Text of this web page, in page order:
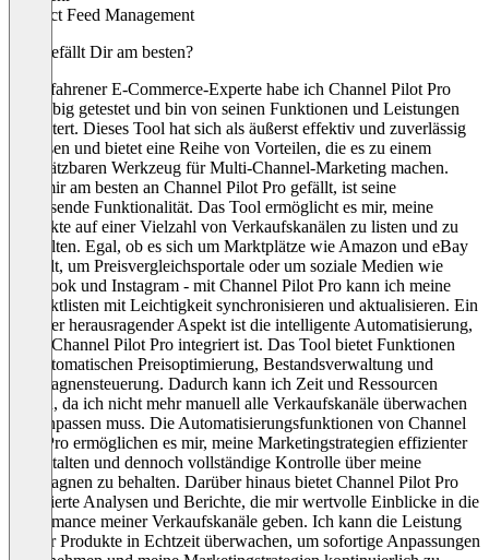
Product Feed Management
Was gefällt Dir am besten?
Als erfahrener E-Commerce-Experte habe ich Channel Pilot Pro
ausgiebig getestet und bin von seinen Funktionen und Leistungen
begeistert. Dieses Tool hat sich als äußerst effektiv und zuverlässig
erwiesen und bietet eine Reihe von Vorteilen, die es zu einem
unschätzbaren Werkzeug für Multi-Channel-Marketing machen.
Was mir am besten an Channel Pilot Pro gefällt, ist seine
umfassende Funktionalität. Das Tool ermöglicht es mir, meine
Produkte auf einer Vielzahl von Verkaufskanälen zu listen und zu
verwalten. Egal, ob es sich um Marktplätze wie Amazon und eBay
handelt, um Preisvergleichsportale oder um soziale Medien wie
Facebook und Instagram - mit Channel Pilot Pro kann ich meine
Produktlisten mit Leichtigkeit synchronisieren und aktualisieren. Ein
weiterer herausragender Aspekt ist die intelligente Automatisierung,
die in Channel Pilot Pro integriert ist. Das Tool bietet Funktionen
zur automatischen Preisoptimierung, Bestandsverwaltung und
Kampagnensteuerung. Dadurch kann ich Zeit und Ressourcen
sparen, da ich nicht mehr manuell alle Verkaufskanäle überwachen
und anpassen muss. Die Automatisierungsfunktionen von Channel
Pilot Pro ermöglichen es mir, meine Marketingstrategien effizienter
zu gestalten und dennoch vollständige Kontrolle über meine
Kampagnen zu behalten. Darüber hinaus bietet Channel Pilot Pro
detaillierte Analysen und Berichte, die mir wertvolle Einblicke in die
Performance meiner Verkaufskanäle geben. Ich kann die Leistung
meiner Produkte in Echtzeit überwachen, um sofortige Anpassungen